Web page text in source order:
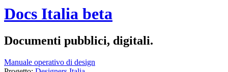
Docs Italia beta
Documenti pubblici, digitali.
Manuale operativo di design